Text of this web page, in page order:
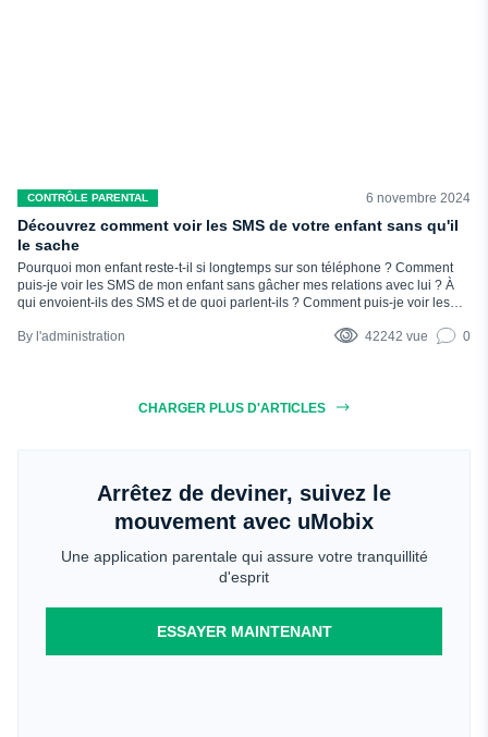
CONTRÔLE PARENTAL 6 novembre 2024
Découvrez comment voir les SMS de votre enfant sans qu'il
le sache
Pourquoi mon enfant reste-t-il si longtemps sur son téléphone ? Comment
puis-je voir les SMS de mon enfant sans gâcher mes relations avec lui ? À
qui envoient-ils des SMS et de quoi parlent-ils ? Comment puis-je voir les
si vous...
l'administration 42242 vue 0
CHARGER PLUS D'ARTICLES
Arrêtez de deviner, suivez le
mouvement avec uMobix
Une application parentale qui assure votre tranquillité
d'esprit
ESSAYER MAINTENANT